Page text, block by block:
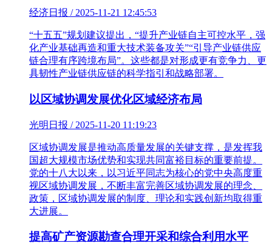
经济日报 / 2025-11-21 12:45:53
“十五五”规划建议提出，“提升产业链自主可控水平，强
化产业基础再造和重大技术装备攻关”“引导产业链供应
链合理有序跨境布局”。这些都是对形成更有竞争力、更
具韧性产业链供应链的科学指引和战略部署。
以区域协调发展优化区域经济布局
光明日报 / 2025-11-20 11:19:23
区域协调发展是推动高质量发展的关键支撑，是发挥我
国超大规模市场优势和实现共同富裕目标的重要前提。
党的十八大以来，以习近平同志为核心的党中央高度重
视区域协调发展，不断丰富完善区域协调发展的理念、
政策，区域协调发展的制度、理论和实践创新均取得重
大进展。
提高矿产资源勘查合理开采和综合利用水平